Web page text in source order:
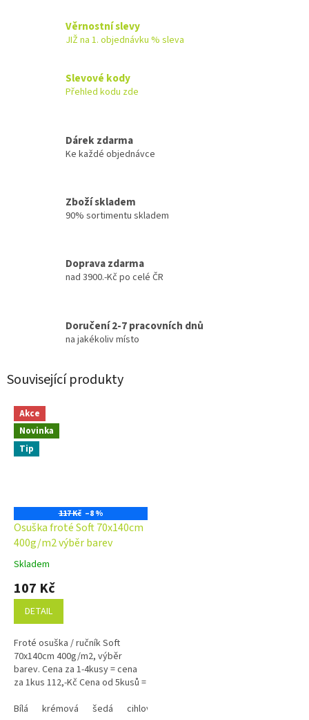
Věrnostní slevy
JIŽ na 1. objednávku % sleva
Slevové kody
Přehled kodu zde
Dárek zdarma
Ke každé objednávce
Zboží skladem
90% sortimentu skladem
Doprava zdarma
nad 3900.-Kč po celé ČR
Doručení 2-7 pracovních dnů
na jakékoliv místo
Související produkty
Akce
Novinka
Tip
117 Kč –8 %
Osuška froté Soft 70x140cm
400g/m2 výběr barev
Průměrné
hodnocení
produktu
5,0
5
hvězdiček.
Skladem
107 Kč
DETAIL
Froté osuška / ručník Soft
70x140cm 400g/m2, výběr
barev. Cena za 1-4kusy = cena
za 1kus 112,-Kč Cena od 5kusů =
náš věrnostní...
Bílá krémová šedá cihlová